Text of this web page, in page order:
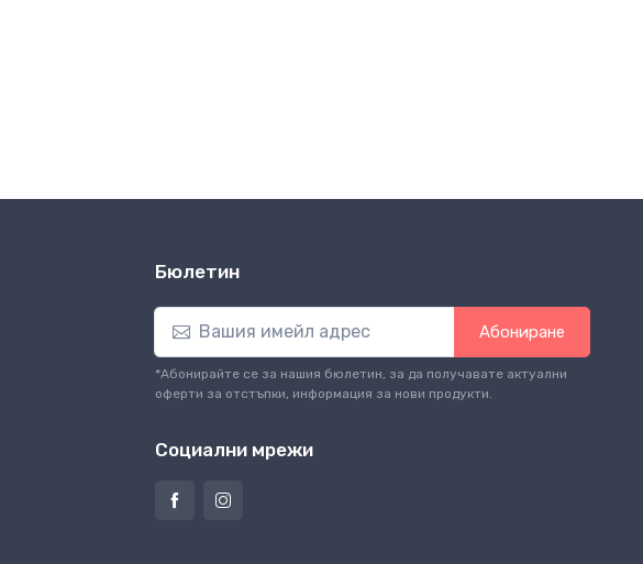
Бюлетин
Абониране
*Абонирайте се за нашия бюлетин, за да получавате актуални
оферти за отстъпки, информация за нови продукти.
Социални мрежи